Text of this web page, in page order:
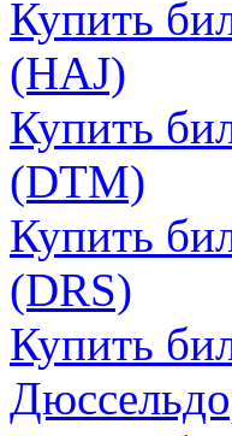
Купить
(HAJ)
Купить
(DTM)
Купить
(DRS)
Купить